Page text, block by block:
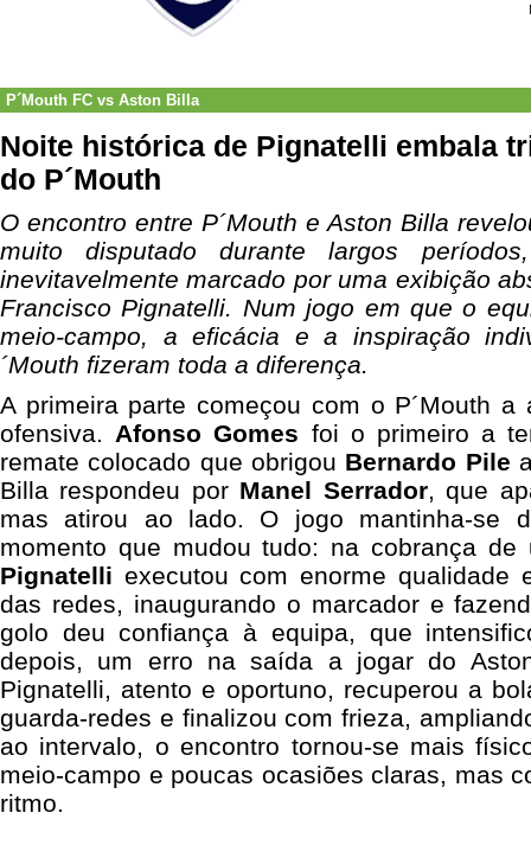
P´Mouth FC vs Aston Billa
Noite histórica de Pignatelli embala
do P´Mouth
O encontro entre P´Mouth e Aston Billa
muito disputado durante largos
inevitavelmente marcado por uma exibição
Francisco Pignatelli. Num jogo em que o
meio-campo, a eficácia e a inspiração
´Mouth fizeram toda a diferença.
A primeira parte começou com o P´Mouth a
ofensiva. Afonso Gomes foi o primeiro a
remate colocado que obrigou Bernardo Pile
Billa respondeu por Manel Serrador, que
mas atirou ao lado. O jogo mantinha-se
momento que mudou tudo: na cobrança
Pignatelli executou com enorme qualidade
das redes, inaugurando o marcador e
golo deu confiança à equipa, que
depois, um erro na saída a jogar do
Pignatelli, atento e oportuno, recuperou a
guarda-redes e finalizou com frieza,
ao intervalo, o encontro tornou-se mais
meio-campo e poucas ocasiões claras, mas
ritmo.